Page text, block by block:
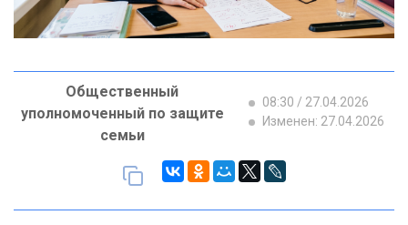
Общественный
уполномоченный по защите
семьи
08:30 / 27.04.2026
Изменен: 27.04.2026